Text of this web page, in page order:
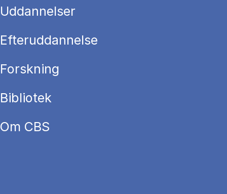
Uddannelser
Efteruddannelse
Forskning
Bibliotek
Om CBS